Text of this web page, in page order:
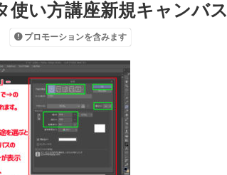
使い方講座新規キャンバス
プロモーションを含みます